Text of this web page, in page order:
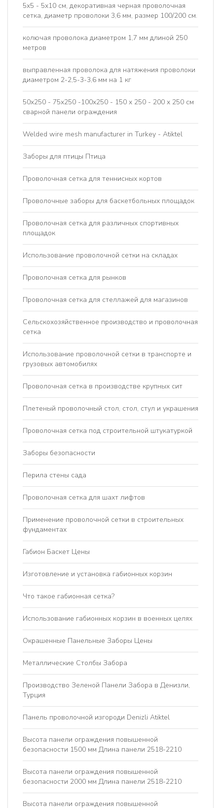
5x5 - 5x10 см, декоративная черная проволочная
сетка, диаметр проволоки 3,6 мм, размер 100/200 см.
колючая проволока диаметром 1,7 мм длиной 250
метров
выправленная проволока для натяжения проволоки
диаметром 2-2,5-3-3,6 мм на 1 кг
50x250 - 75x250 -100x250 - 150 x 250 - 200 x 250 см
сварной панели ограждения
Welded wire mesh manufacturer in Turkey - Atiktel
Заборы для птицы Птица
Проволочная сетка для теннисных кортов
Проволочные заборы для баскетбольных площадок
Проволочная сетка для различных спортивных
площадок
Использование проволочной сетки на складах
Проволочная сетка для рынков
Проволочная сетка для стеллажей для магазинов
Сельскохозяйственное производство и проволочная
сетка
Использование проволочной сетки в транспорте и
грузовых автомобилях
Проволочная сетка в производстве крупных сит
Плетеный проволочный стол, стол, стул и украшения
Проволочная сетка под строительной штукатуркой
Заборы безопасности
Перила стены сада
Проволочная сетка для шахт лифтов
Применение проволочной сетки в строительных
фундаментах
Габион Баскет Цены
Изготовление и установка габионных корзин
Что такое габионная сетка?
Использование габионных корзин в военных целях
Окрашенные Панельные Заборы Цены
Металлические Столбы Забора
Производство Зеленой Панели Забора в Денизли,
Турция
Панель проволочной изгороди Denizli Atiktel
Высота панели ограждения повышенной
безопасности 1500 мм Длина панели 2518-2210
Высота панели ограждения повышенной
безопасности 2000 мм Длина панели 2518-2210
Высота панели ограждения повышенной